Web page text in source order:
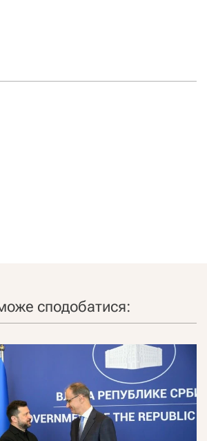
сподобатися: